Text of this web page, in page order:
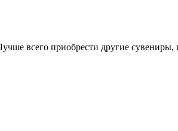
всего приобрести другие